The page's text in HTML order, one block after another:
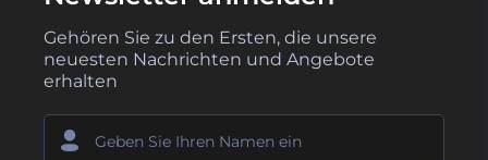
Gehören Sie zu den Ersten, die unsere
neuesten Nachrichten und Angebote
erhalten